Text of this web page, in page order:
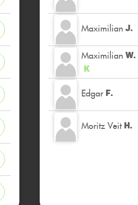
Maximilian J.
Maximilian W.
K
Edgar F.
Moritz Veit H.